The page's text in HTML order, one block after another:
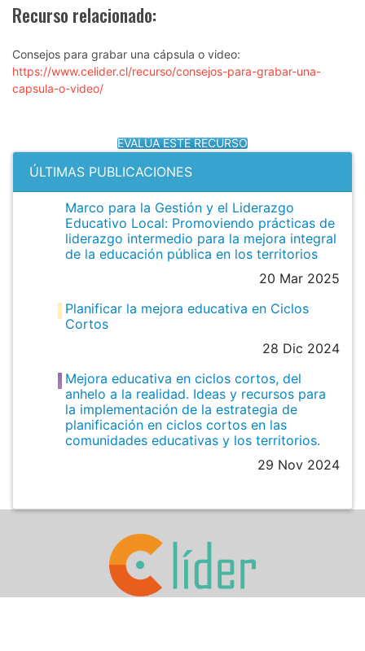
Recurso relacionado:
Consejos para grabar una cápsula o video:
https://www.celider.cl/recurso/consejos-para-grabar-una-
capsula-o-video/
EVALÚA ESTE RECURSO
ÚLTIMAS PUBLICACIONES
Marco para la Gestión y el Liderazgo
Educativo Local: Promoviendo prácticas de
liderazgo intermedio para la mejora integral
de la educación pública en los territorios
20 Mar 2025
Planificar la mejora educativa en Ciclos
Cortos
28 Dic 2024
Mejora educativa en ciclos cortos, del
anhelo a la realidad. Ideas y recursos para
la implementación de la estrategia de
planificación en ciclos cortos en las
comunidades educativas y los territorios.
29 Nov 2024